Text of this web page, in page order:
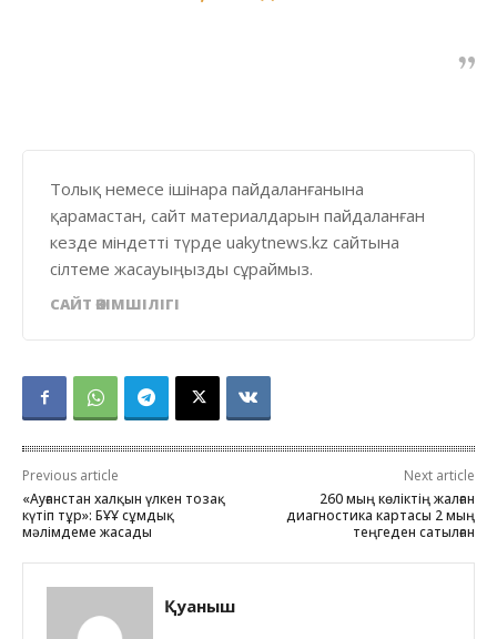
Толық немесе ішінара пайдаланғанына
қарамастан, сайт материалдарын пайдаланған
кезде міндетті түрде uakytnews.kz сайтына
сілтеме жасауыңызды сұраймыз.
САЙТ ӘКІМШІЛІГІ
Previous article
«Ауғанстан халқын үлкен тозақ
күтіп тұр»: БҰҰ сұмдық
мәлімдеме жасады
Next article
260 мың көліктің жалған
диагностика картасы 2 мың
теңгеден сатылған
Қуаныш